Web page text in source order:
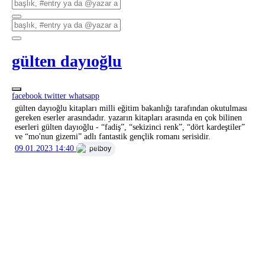
gülten dayıoğlu
facebook twitter whatsapp
gülten dayıoğlu kitapları milli eğitim bakanlığı tarafından okutulması
gereken eserler arasındadır. yazarın kitapları arasında en çok bilinen
eserleri gülten dayıoğlu - “fadiş”, “sekizinci renk”, “dört kardeştiler”
ve “mo'nun gizemi” adlı fantastik gençlik romanı serisidir.
09.01.2023 14:40
petboy